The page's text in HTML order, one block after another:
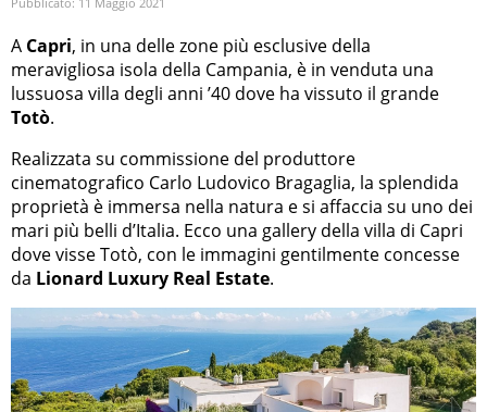
A Capri, in una delle zone più esclusive della
meravigliosa isola della Campania, è in venduta una
lussuosa villa degli anni ’40 dove ha vissuto il grande
Totò.
Realizzata su commissione del produttore
cinematografico Carlo Ludovico Bragaglia, la splendida
proprietà è immersa nella natura e si affaccia su uno dei
mari più belli d’Italia. Ecco una gallery della villa di Capri
dove visse Totò, con le immagini gentilmente concesse
da Lionard Luxury Real Estate.